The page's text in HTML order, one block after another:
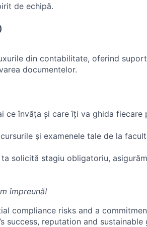
de echipă.
din contabilitate, oferind
documentelor.
ce învăța și care îți va ghida fiecare
și examenele tale de la
solicită stagiu obligatoriu,
împreună!
compliance risks and a
success, reputation and sustainable